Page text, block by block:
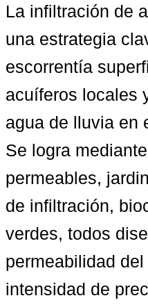
La infiltración de
una estrategia
escorrentía
acuíferos locales
agua de lluvia en
Se logra
permeables,
de infiltración,
verdes, todos
permeabilidad
intensidad de